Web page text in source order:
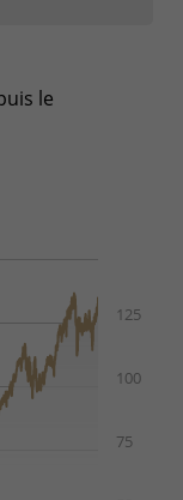
le
75
100
125